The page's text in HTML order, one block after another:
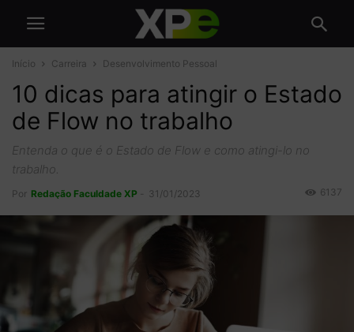
Início Carreira Desenvolvimento Pessoal
10 dicas para atingir o Estado
de Flow no trabalho
Entenda o que é o Estado de Flow e como atingi-lo no
trabalho.
Por Redação Faculdade XP 31/01/2023 6137